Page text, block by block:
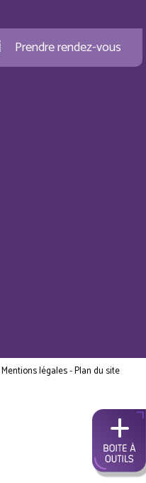
Prendre rendez-vous
Mentions légales-Plan du site